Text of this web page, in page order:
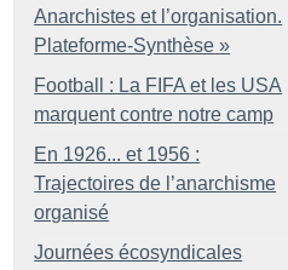
Anarchistes et l’organisation.
Plateforme-Synthèse »
Football : La FIFA et les USA
marquent contre notre camp
En 1926... et 1956 :
Trajectoires de l’anarchisme
organisé
Journées écosyndicales